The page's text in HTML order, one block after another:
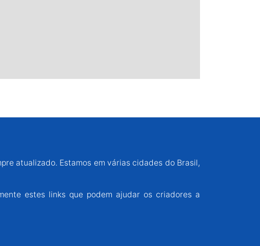
atualizado. Estamos em várias cidades do Brasil,
estes links que podem ajudar os criadores a